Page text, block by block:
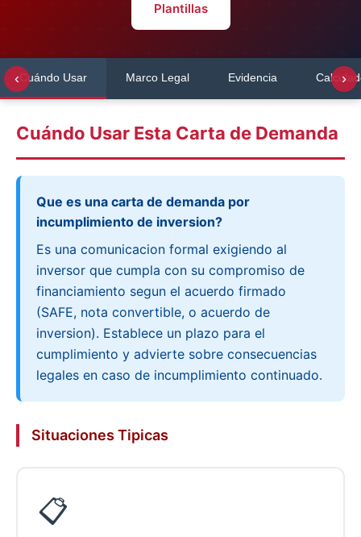
Plantillas
‹ Cuándo Usar Marco Legal Evidencia ›
Cuándo Usar Esta Carta de Demanda
Que es una carta de demanda por
incumplimiento de inversion?
Es una comunicacion formal exigiendo al
inversor que cumpla con su compromiso de
financiamiento segun el acuerdo firmado
(SAFE, nota convertible, o acuerdo de
inversion). Establece un plazo para el
cumplimiento y advierte sobre consecuencias
legales en caso de incumplimiento continuado.
Situaciones Tipicas
📋